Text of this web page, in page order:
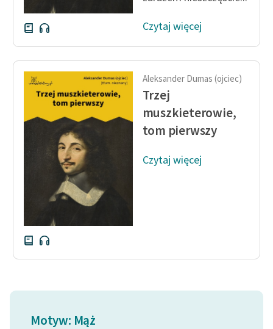
Feministyczne inspiracje.
Popularyzacja
feministycznej
Ręce pełne poezji
Kolekcje edukacyjne
twórców przechodzących
do domeny publicznej,
lektur szkolnych oraz
Starego Testamentu
Odkurzamy bohaterów
Szkoła Poezji Wolnych
Lektur
Kontakt
O projekcie
Czytaj więcej
Aleksander Dumas (ojciec)
Trzej
muszkieterowie,
tom pierwszy
Czytaj więcej
Motyw: Mąż